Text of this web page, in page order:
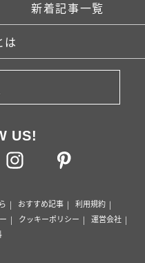
新着記事一覧
US!
おすすめ記事
利用規約
クッキーポリシー
運営会社